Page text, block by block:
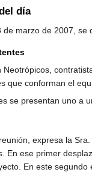
día
marzo de 2007, se
que conforman el
se presentan uno a
expresa la
En ese primer
En este